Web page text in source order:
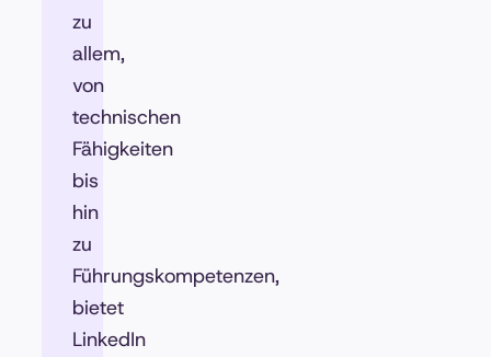
zu
allem,
von
technischen
Fähigkeiten
bis
hin
zu
Führungskompetenzen,
bietet
LinkedIn